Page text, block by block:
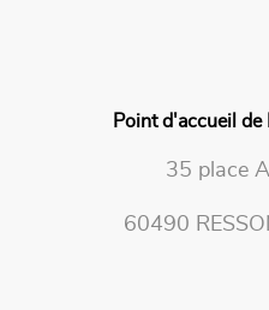
Point d'accueil
35 place
60490